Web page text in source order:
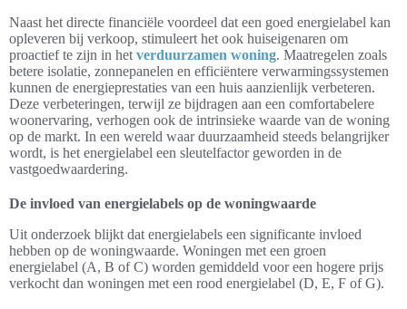
Naast het directe financiële voordeel dat een goed energielabel kan
opleveren bij verkoop, stimuleert het ook huiseigenaren om
proactief te zijn in het verduurzamen woning. Maatregelen zoals
betere isolatie, zonnepanelen en efficiëntere verwarmingssystemen
kunnen de energieprestaties van een huis aanzienlijk verbeteren.
Deze verbeteringen, terwijl ze bijdragen aan een comfortabelere
woonervaring, verhogen ook de intrinsieke waarde van de woning
op de markt. In een wereld waar duurzaamheid steeds belangrijker
wordt, is het energielabel een sleutelfactor geworden in de
vastgoedwaardering.
De invloed van energielabels op de woningwaarde
Uit onderzoek blijkt dat energielabels een significante invloed
hebben op de woningwaarde. Woningen met een groen
energielabel (A, B of C) worden gemiddeld voor een hogere prijs
verkocht dan woningen met een rood energielabel (D, E, F of G).